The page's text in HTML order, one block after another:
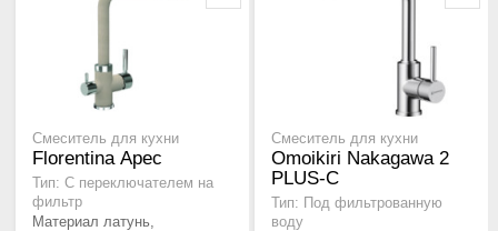
Смеситель для кухни
Florentina Арес
Тип: C переключателем на
фильтр
Материал латунь,
Смеситель для кухни
Omoikiri Nakagawa 2
PLUS-C
Тип: Под фильтрованную
воду